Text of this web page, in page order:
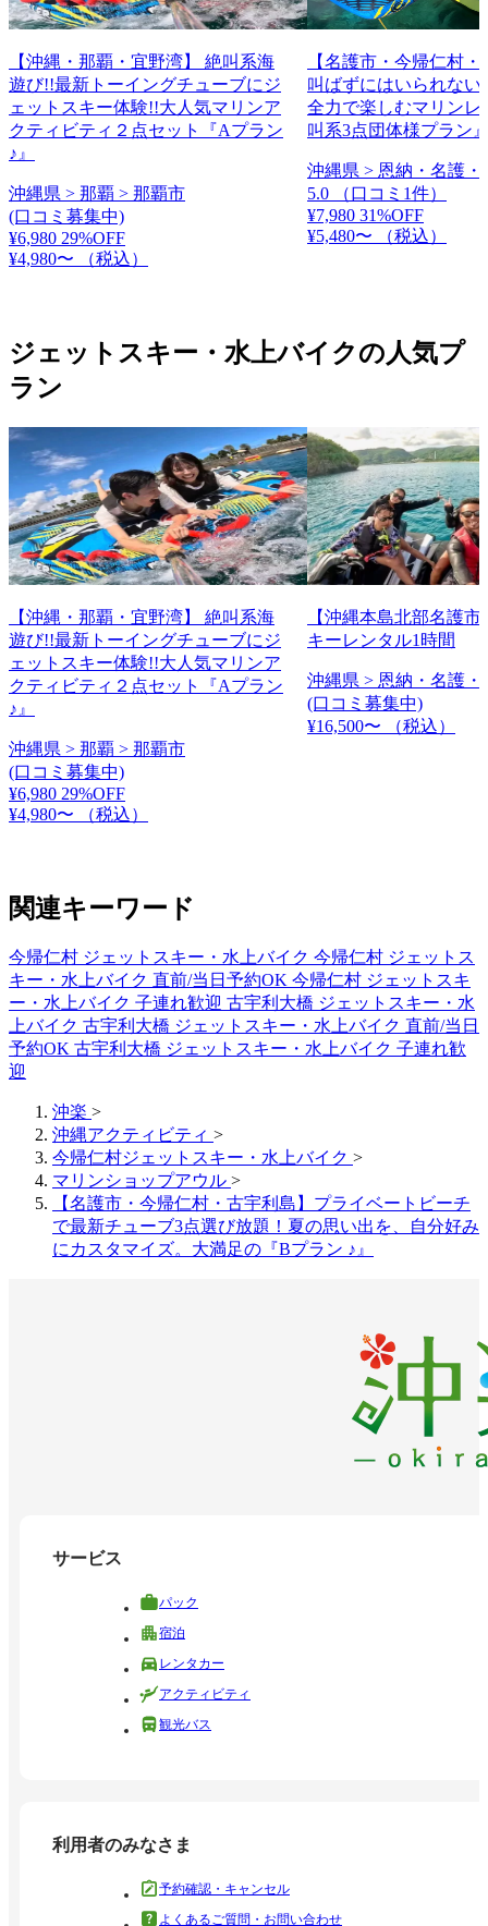
【沖縄・那覇・宜野湾】 絶叫系海
遊び!!最新トーイングチューブにジ
ェットスキー体験!!大人気マリンア
クティビティ２点セット『Aプラン
♪』
沖縄県 > 那覇 > 那覇市
(口コミ募集中)
¥6,980 29%OFF
¥4,980〜
（税込）
【名護市・今帰仁村
叫ばずにはいられない
全力で楽しむマリンレ
叫系3点団体様プラン
沖縄県 > 恩納・名護・
5.0
（口コミ1件）
¥7,980 31%OFF
¥5,480〜
（税込）
ジェットスキー・水上バイクの人気プ
ラン
【沖縄・那覇・宜野湾】 絶叫系海
遊び!!最新トーイングチューブにジ
ェットスキー体験!!大人気マリンア
クティビティ２点セット『Aプラン
♪』
沖縄県 > 那覇 > 那覇市
(口コミ募集中)
¥6,980 29%OFF
¥4,980〜
（税込）
【沖縄本島北部名護
キーレンタル1時間
沖縄県 > 恩納・名護・
(口コミ募集中)
¥16,500〜
（税込）
関連キーワード
今帰仁村 ジェットスキー・水上バイク 今帰仁村 ジェットス
キー・水上バイク 直前/当日予約OK 今帰仁村 ジェットスキ
ー・水上バイク 子連れ歓迎 古宇利大橋 ジェットスキー・水
上バイク 古宇利大橋 ジェットスキー・水上バイク 直前/当日
予約OK 古宇利大橋 ジェットスキー・水上バイク 子連れ歓
迎
沖楽 >
沖縄アクティビティ >
今帰仁村ジェットスキー・水上バイク >
マリンショップアウル >
【名護市・今帰仁村・古宇利島】プライベートビーチ
で最新チューブ3点選び放題！夏の思い出を、自分好み
にカスタマイズ。大満足の『Bプラン ♪』
サービス
パック
宿泊
レンタカー
アクティビティ
観光バス
利用者のみなさま
予約確認・キャンセル
よくあるご質問・お問い合わせ